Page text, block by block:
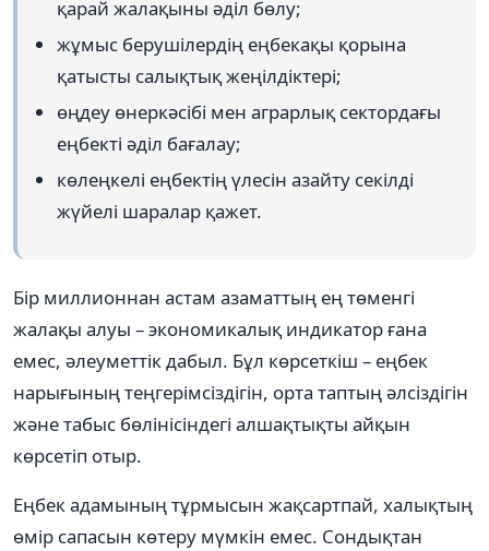
қарай жалақыны әділ бөлу;
жұмыс берушілердің еңбекақы қорына
қатысты салықтық жеңілдіктері;
өңдеу өнеркәсібі мен аграрлық сектордағы
еңбекті әділ бағалау;
көлеңкелі еңбектің үлесін азайту секілді
жүйелі шаралар қажет.
Бір миллионнан астам азаматтың ең төменгі
жалақы алуы – экономикалық индикатор ғана
емес, әлеуметтік дабыл. Бұл көрсеткіш – еңбек
нарығының теңгерімсіздігін, орта таптың әлсіздігін
және табыс бөлінісіндегі алшақтықты айқын
көрсетіп отыр.
Еңбек адамының тұрмысын жақсартпай, халықтың
өмір сапасын көтеру мүмкін емес. Сондықтан